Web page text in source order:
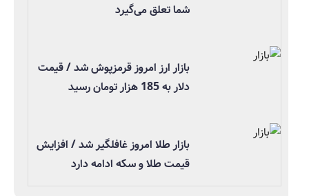
شما تعلق می‌گیرد
بازار ارز امروز قرمزپوش شد / قیمت
دلار به 185 هزار تومان رسید
بازار طلا امروز غافلگیر شد / افزایش
قیمت طلا و سکه ادامه دارد